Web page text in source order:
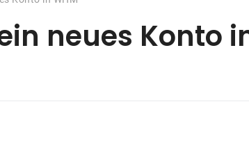
neues Konto